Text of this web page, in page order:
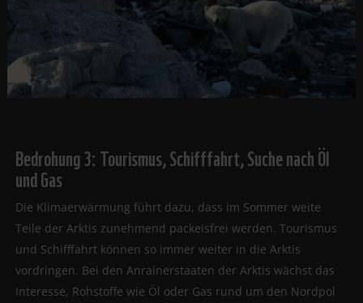
Bedrohung 3: Tourismus, Schifffahrt, Suche nach Öl
und Gas
Die Klimaerwärmung führt dazu, dass im Sommer weite
Teile der Arktis zunehmend packeisfrei werden. Tourismus
und Schifffahrt können so immer weiter in die Arktis
vordringen. Bei den Anrainerstaaten der Arktis wächst das
Interesse, Rohstoffe wie Öl oder Gas rund um den Nordpol